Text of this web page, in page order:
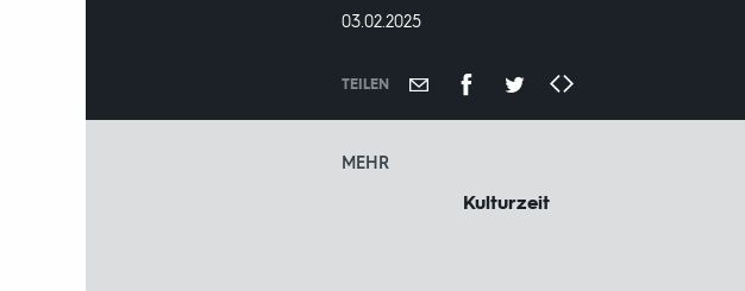
DATUM:
03.02.2025
TEILEN
MEHR
Kulturzeit